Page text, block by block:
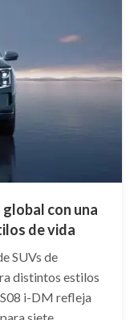
con una
de vida
SUVs de
distintos estilos
i-DM refleja
siete